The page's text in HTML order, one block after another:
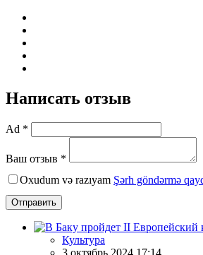
Написать отзыв
Ad *
Ваш отзыв *
Oxudum və razıyam Şərh göndərmə
Отправить
Культура
3 октябрь 2024 17:14